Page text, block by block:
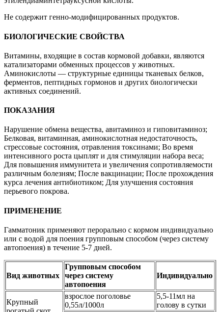
Не содержит генно-модифицированных продуктов.
БИОЛОГИЧЕСКИЕ СВОЙСТВА
Витамины, входящие в состав кормовой добавки, являются
катализаторами обменных процессов у животных.
Аминокислоты — структурные единицы тканевых белков,
ферментов, пептидных гормонов и других биологически
активных соединений.
ПОКАЗАНИЯ
Нарушение обмена вещества, авитаминоз и гиповитаминоз;
Белковая, витаминная, аминокислотная недостаточность,
стрессовые состояния, отравления токсинами; Во время
интенсивного роста цыплят и для стимуляции набора веса;
Для повышения иммунитета и увеличения сопротивляемости
различным болезням; После вакцинации; После прохождения
курса лечения антибиотиком; Для улучшения состояния
перьевого покрова.
ПРИМЕНЕНИЕ
Гамматоник применяют перорально с кормом индивидуально
или с водой для поения групповым способом (через систему
автопоения) в течение 5-7 дней.
Вид животных
Групповым способом
через систему
автопоения
Индивидуально
Крупный
взрослое поголовье
0,55л/1000л
5,5-11мл на
голову в сутки